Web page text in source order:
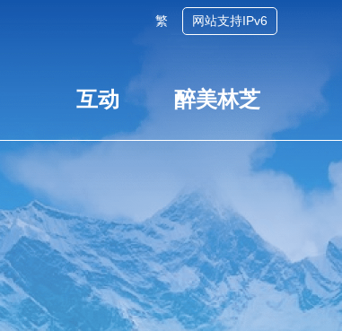
繁 网站支持IPv6
互动 醉美林芝